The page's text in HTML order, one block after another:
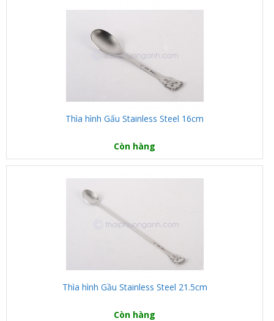
Thìa hình Gấu Stainless Steel 16cm
Còn hàng
Thìa hình Gầu Stainless Steel 21.5cm
Còn hàng